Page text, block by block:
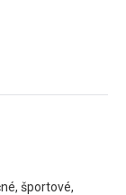
športové,